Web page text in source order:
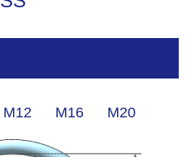
M12 M16 M20